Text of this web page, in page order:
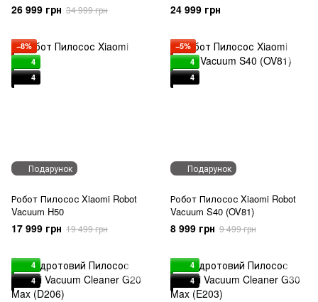
26 999 грн 34 999 грн 24 999 грн
Подарунок
−8%
4
4
Робот Пилосос Xiaomi Robot
Vacuum H50
17 999 грн 19 499 грн
Подарунок
−5%
4
4
Робот Пилосос Xiaomi Robot
Vacuum S40 (OV81)
8 999 грн 9 499 грн
4
4
4
4